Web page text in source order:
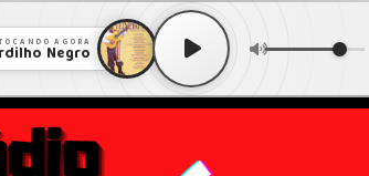
AGORA
Negro